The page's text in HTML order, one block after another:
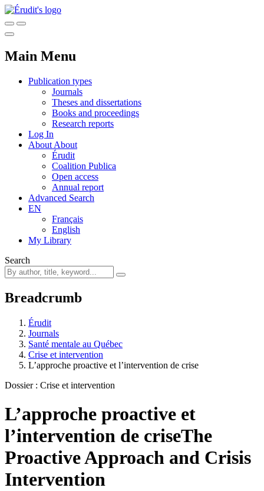
Main Menu
Publication types
Journals
Theses and dissertations
Books and proceedings
Research reports
Log In
About About
Érudit
Coalition Publica
Open access
Annual report
Advanced Search
EN
Français
English
My Library
Search
Breadcrumb
Érudit
Journals
Santé mentale au Québec
Crise et intervention
L’approche proactive et l’intervention de crise
Dossier : Crise et intervention
L’approche proactive et
l’intervention de criseThe
Proactive Approach and Crisis
Intervention